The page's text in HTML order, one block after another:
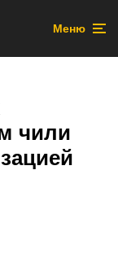
Меню
чили